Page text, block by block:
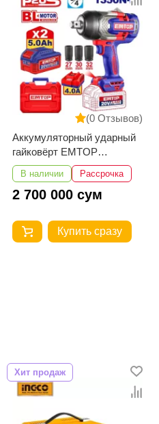
(0 Отзывов)
Аккумуляторный ударный
гайковёрт EMTOP
ECIWL20105
В наличии Рассрочка
2 100 000 сум
Купить сразу
Хит продаж